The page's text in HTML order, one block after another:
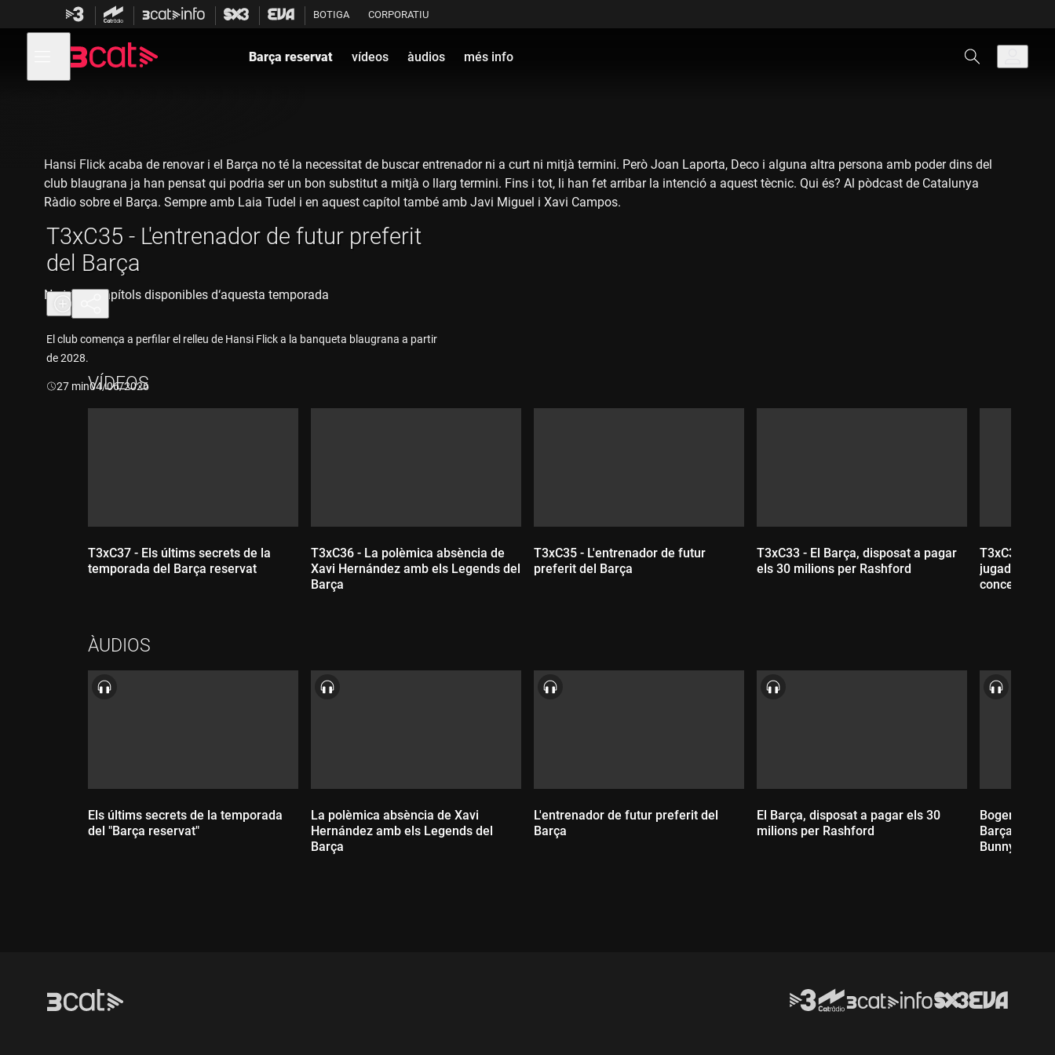
contingut
BOTIGA CORPORATIU
menú
de
Barça reservat vídeos àudios més info
T3xC35 - L'entrenador de futur preferit
del Barça
El club comença a perfilar el relleu de Hansi Flick a la banqueta blaugrana a partir
de 2028.
Durada:
27 min04/06/2026
Hansi Flick acaba de renovar i el Barça no té la necessitat de buscar entrenador ni a curt ni mitjà termini. Però Joan Laporta, Deco i alguna altra persona amb poder dins del
club blaugrana ja han pensat qui podria ser un bon substitut a mitjà o llarg termini. Fins i tot, li han fet arribar la intenció a aquest tècnic. Qui és? Al pòdcast de Catalunya
Ràdio sobre el Barça. Sempre amb Laia Tudel i en aquest capítol també amb Javi Miguel i Xavi Campos.
No tenim capítols disponibles d‘aquesta temporada
VÍDEOS
T3xC37 - Els últims secrets de la
temporada del Barça reservat
Durada:
T3xC36 - La polèmica absència de
Xavi Hernández amb els Legends del
Barça
T3xC35 - L'entrenador de futur
preferit del Barça
T3xC33 - El Barça, disposat a pagar
els 30 milions per Rashford
T3xC32 -
jugadors del
concert de
ÀUDIOS
Els últims secrets de la temporada
del "Barça reservat"
La polèmica absència de Xavi
Hernández amb els Legends del
Barça
L'entrenador de futur preferit del
Barça
El Barça, disposat a pagar els 30
milions per Rashford
Bogeria
Barça per
Bunny